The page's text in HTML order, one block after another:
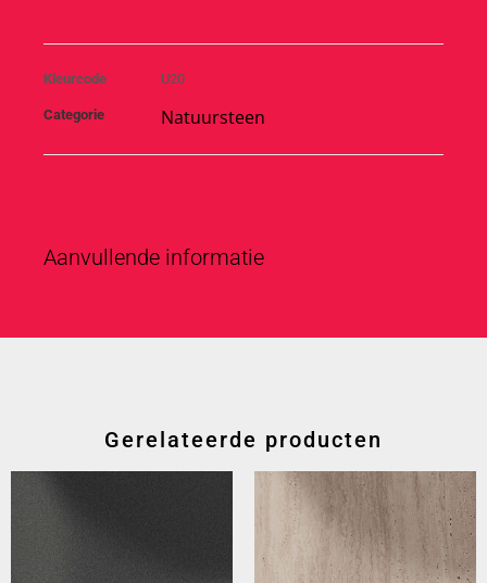
Kleurcode U20
Categorie Natuursteen
Aanvullende informatie
Gerelateerde producten